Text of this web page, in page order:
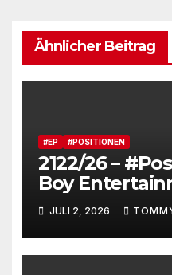
Ähnlicher Beitrag
#EP #POSITIONEN
2122/26 –
Boy
Reichtum,
Claqueure
JULI 2, 2026